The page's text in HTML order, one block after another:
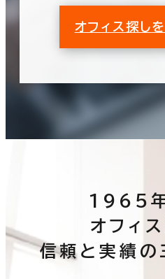
オフィス探し
1965年
オフィ
信頼と実績の